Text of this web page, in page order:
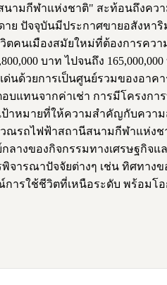
มกีฬาแห่งชาติ" สะท้อนถึงคว
ย ปัจจุบันมีประกาศขายอสังหา
คนเมืองสมัยใหม่ที่ต้องการค
บาท ไปจนถึง
ด่นด้วยการเป็นศูนย์รวมของอ
แทนจากค่าเช่า การมีโครงก
าหมายที่ให้ความสำคัญกับควา
ณรถไฟฟ้าสถานีสนามกีฬาแห่ง
ลางของกิจกรรมทางเศรษฐ
ารณาปัจจัยต่างๆ เช่น ทิศทาง
ารใช้ชีวิตที่เหนือระดับ พร้อมโ